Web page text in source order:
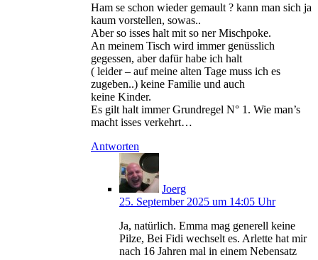
Ham se schon wieder gemault ? kann man sich ja
kaum vorstellen, sowas..
Aber so isses halt mit so ner Mischpoke.
An meinem Tisch wird immer genüsslich
gegessen, aber dafür habe ich halt
( leider – auf meine alten Tage muss ich es
zugeben..) keine Familie und auch
keine Kinder.
Es gilt halt immer Grundregel N° 1. Wie man’s
macht isses verkehrt…
Antworten
Joerg
25. September 2025 um 14:05 Uhr
Ja, natürlich. Emma mag generell keine
Pilze, Bei Fidi wechselt es. Arlette hat mir
nach 16 Jahren mal in einem Nebensatz